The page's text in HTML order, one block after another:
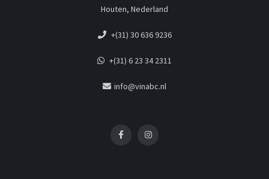
Houten, Nederland
+(31) 30 636 9236
+(31) 6 23 34 2311
info@vinabc.nl